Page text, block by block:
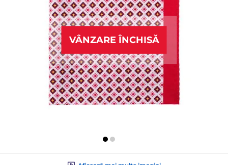
VÂNZARE ÎNCHISĂ